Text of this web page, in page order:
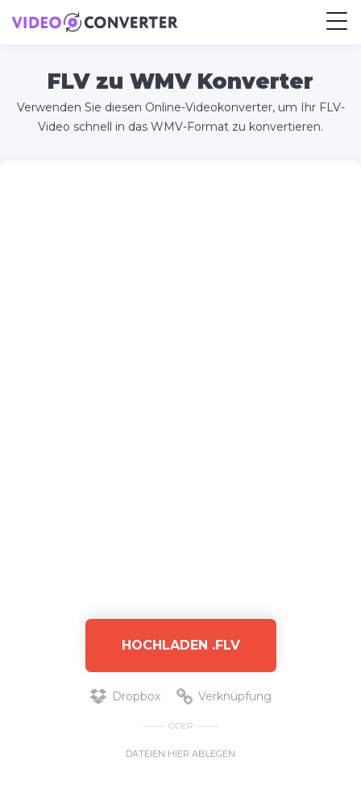
FLV zu WMV Konverter
Verwenden Sie diesen Online-Videokonverter, um Ihr FLV-
Video schnell in das WMV-Format zu konvertieren.
HOCHLADEN .FLV
Dropbox Verknüpfung
ODER
DATEIEN HIER ABLEGEN